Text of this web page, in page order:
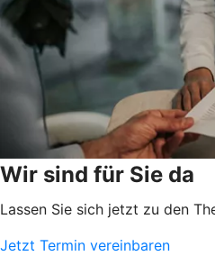
Wir sind für Sie da
Lassen Sie sich jetzt zu den
Jetzt Termin vereinbaren